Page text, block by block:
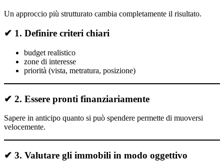
Un approccio più strutturato cambia completamente il risultato.
✔ 1. Definire criteri chiari
budget realistico
zone di interesse
priorità (vista, metratura, posizione)
✔ 2. Essere pronti finanziariamente
Sapere in anticipo quanto si può spendere permette di muoversi
velocemente.
✔ 3. Valutare gli immobili in modo oggettivo